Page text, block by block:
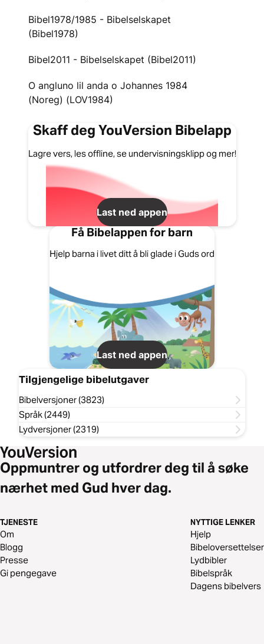
Bibel1978/1985 - Bibelselskapet
(Bibel1978)
Bibel2011 - Bibelselskapet (Bibel2011)
O angluno lil anda o Johannes 1984
(Noreg) (LOV1984)
Skaff deg YouVersion Bibelapp
Lagre vers, les offline, se undervisningsklipp og mer!
Last ned appen
Få Bibelappen for barn
Hjelp barna i livet ditt å bli glade i Guds ord
Last ned appen
Tilgjengelige bibelutgaver
Bibelversjoner (3823)
Språk (2449)
Lydversjoner (2319)
Oppmuntrer og utfordrer deg til å søke
nærhet med Gud hver dag.
TJENESTE
Om
Blogg
Presse
Gi pengegave
NYTTIGE LENKER
Hjelp
Bibeloversettelser
Lydbibler
Bibelspråk
Dagens bibelvers